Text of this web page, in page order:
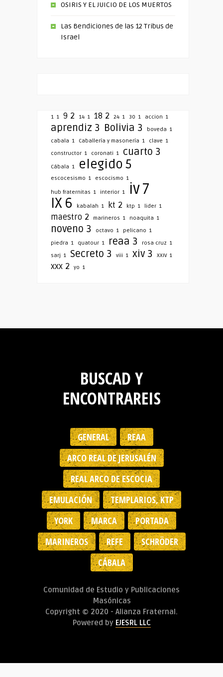
OSIRIS Y EL JUICIO DE LOS MUERTOS
Las Bendiciones de las 12 Tribus de
Israel
1 1 9 2 14 1 18 2 24 1 30 1 accion 1
aprendiz 3 Bolivia 3 boveda 1
cabala 1 Caballería y masonería 1 clave 1
constructor 1 coronati 1 cuarto 3
Cábala 1 elegido5
escocesismo 1 escocismo 1
hub fraternitas 1 interior 1 iv7
IX 6 kabalah 1 kt 2 ktp 1 lider 1
maestro 2 marineros 1 noaquita 1
noveno 3 octavo 1 pelicano 1
piedra 1 quatour 1 reaa 3 rosa cruz 1
sarj 1 Secreto 3 viii 1 xiv 3 XXIV 1
xxx 2 yo 1
BUSCAD Y
ENCONTRAREIS
GENERAL
REAA
ARCO REAL DE JERUSALÉN
REAL ARCO DE ESCOCIA
EMULACIÓN
TEMPLARIOS, KTP
YORK
MARCA
PORTADA
MARINEROS
REFE
SCHRÖDER
CÁBALA
Comunidad de Estudio y Publicaciones
Masónicas
Copyright © 2020 - Alianza Fraternal.
Powered by EJESRL LLC